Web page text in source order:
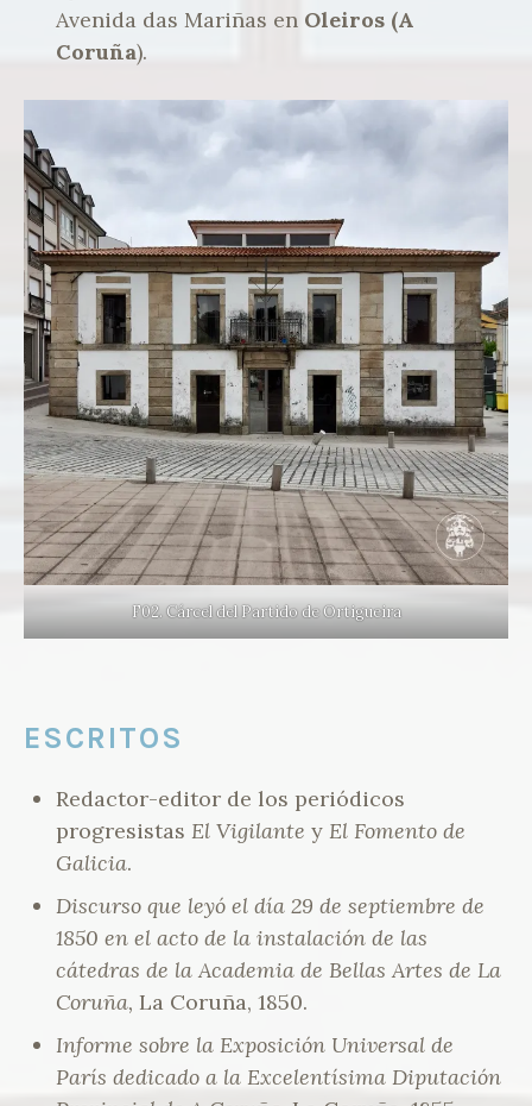
Avenida das Mariñas en Oleiros (A
Coruña).
F02. Cárcel del Partido de Ortigueira
ESCRITOS
Redactor-editor de los periódicos
progresistas El Vigilante y El Fomento de
Galicia.
Discurso que leyó el día 29 de septiembre de
1850 en el acto de la instalación de las
cátedras de la Academia de Bellas Artes de La
Coruña, La Coruña, 1850.
Informe sobre la Exposición Universal de
París dedicado a la Excelentísima Diputación